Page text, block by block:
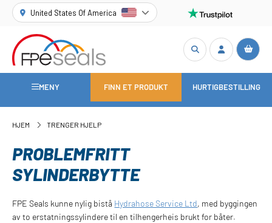
United States Of America
MENY FINN ET PRODUKT HURTIGBESTILLING
HJEM TRENGER HJELP
PROBLEMFRITT
SYLINDERBYTTE
FPE Seals kunne nylig bistå Hydrahose Service Ltd, med byggingen
av to erstatningssylindere til en tilhengerheis brukt for båter.